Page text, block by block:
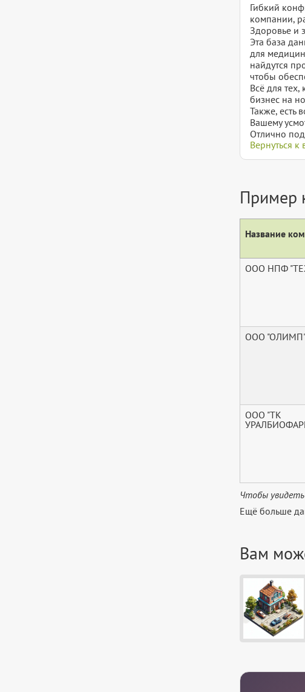
Гибкий
компании,
Здоровье и
Эта база
для
найдутся
чтобы
Всё для
бизнес на
Также, есть
Вашему
Отлично
Вернуться
Пример
Название
ООО НПФ
ООО
ООО "ТК
Чтобы
Ещё больше
Вам